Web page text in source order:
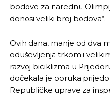
bodove za narednu
donosi veliki broj bodova“.
Ovih dana, manje od dva
oduševljenja trkom i
razvoj biciklizma u
dočekala je poruka
Republičke uprave za